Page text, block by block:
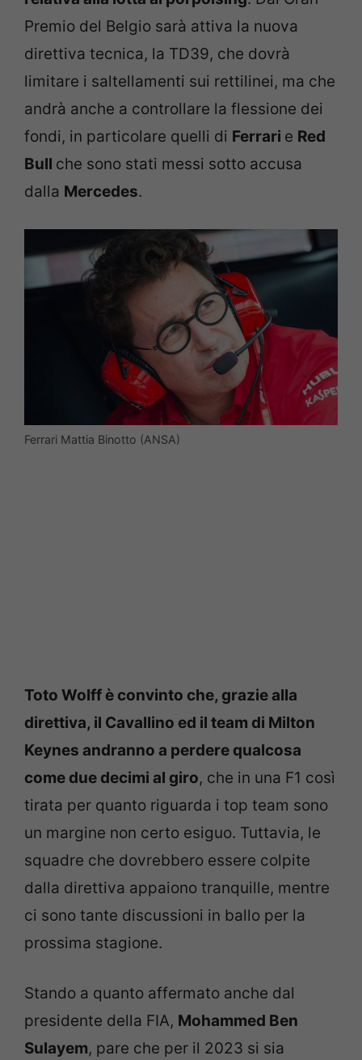
Premio del Belgio sarà attiva la nuova
direttiva tecnica, la TD39, che dovrà
limitare i saltellamenti sui rettilinei, ma che
andrà anche a controllare la flessione dei
fondi, in particolare quelli di Ferrari e Red
Bull che sono stati messi sotto accusa
dalla Mercedes.
Ferrari Mattia Binotto (ANSA)
Toto Wolff è convinto che, grazie alla
direttiva, il Cavallino ed il team di Milton
Keynes andranno a perdere qualcosa
come due decimi al giro, che in una F1 così
tirata per quanto riguarda i top team sono
un margine non certo esiguo. Tuttavia, le
squadre che dovrebbero essere colpite
dalla direttiva appaiono tranquille, mentre
ci sono tante discussioni in ballo per la
prossima stagione.
Stando a quanto affermato anche dal
presidente della FIA, Mohammed Ben
Sulayem, pare che per il 2023 si sia